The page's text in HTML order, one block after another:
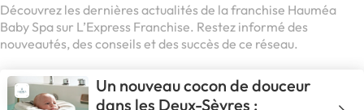
Découvrez les dernières actualités de la franchise Hauméa
Baby Spa sur L’Express Franchise. Restez informé des
nouveautés, des conseils et des succès de ce réseau.
Un nouveau cocon de douceur
dans les Deux-Sèvres :